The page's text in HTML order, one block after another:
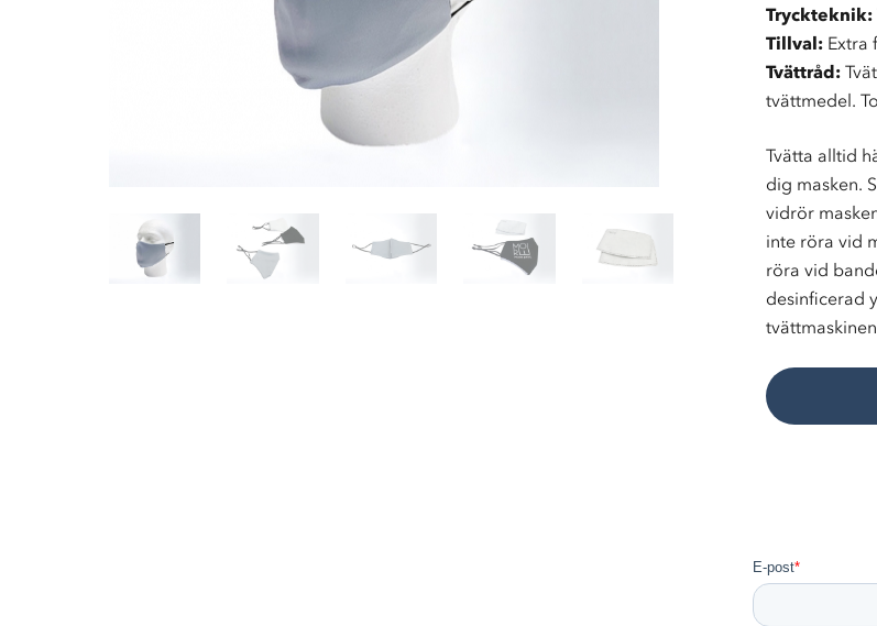
Tryckteknik:
Tillval: Extra
Tvättråd:
tvättmedel.
Tvätta alltid
dig masken.
vidrör
inte röra vid
röra vid
desinficerad